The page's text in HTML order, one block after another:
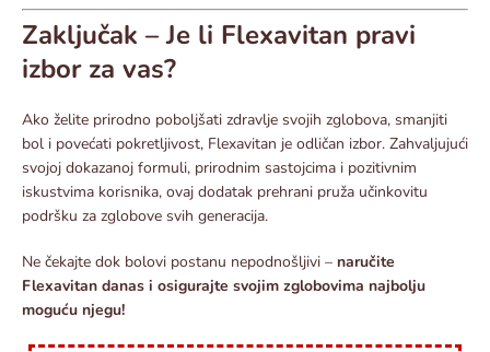
Zaključak – Je li Flexavitan pravi
izbor za vas?
Ako želite prirodno poboljšati zdravlje svojih zglobova, smanjiti
bol i povećati pokretljivost, Flexavitan je odličan izbor. Zahvaljujući
svojoj dokazanoj formuli, prirodnim sastojcima i pozitivnim
iskustvima korisnika, ovaj dodatak prehrani pruža učinkovitu
podršku za zglobove svih generacija.
Ne čekajte dok bolovi postanu nepodnošljivi – naručite
Flexavitan danas i osigurajte svojim zglobovima najbolju
moguću njegu!